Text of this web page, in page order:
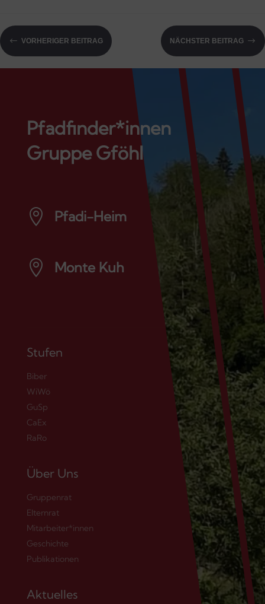
# VORHERIGER BEITRAG NÄCHSTER BEITRAG $
Pfadfinder*innen
Gruppe Gföhl
 Pfadi-Heim
 Monte Kuh
Stufen
Biber
WiWö
GuSp
CaEx
RaRo
Über Uns
Gruppenrat
Elternrat
Mitarbeiter*innen
Geschichte
Publikationen
Aktuelles